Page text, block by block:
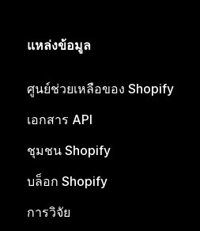
แหล่งข้อมูล
ศูนย์ช่วยเหลือของ Shopify
เอกสาร API
ชุมชน Shopify
บล็อก Shopify
การวิจัย